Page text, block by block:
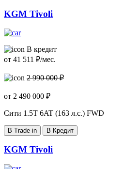
KGM Tivoli
В кредит
от 41 511 ₽/мес.
2 990 000 ₽
от 2 490 000 ₽
Сити 1.5T 6AT (163 л.с.) FWD
В Trade-in В Кредит
KGM Tivoli